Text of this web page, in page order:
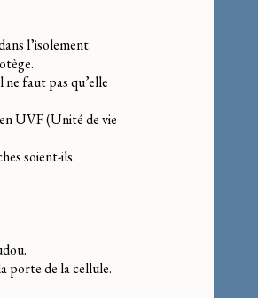
l’isolement.
ne faut pas qu’elle
UVF (Unité de vie
soient-ils.
porte de la cellule.